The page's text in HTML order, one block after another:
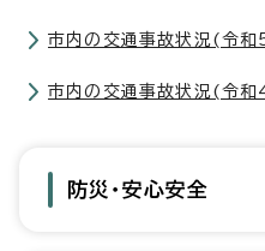
市内の交通事故状況(令和
市内の交通事故状況(令和
防災・安心安全